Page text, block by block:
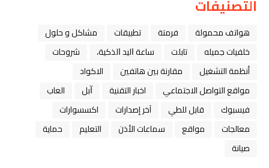
التصنيفات
هواتف محمولة فرمتة تطبيقات
مشاكل و حلول
خلفيات جميله
تابلت ﺳﺎﻋﺔ ﺍﻟﻴﺪ ﺍﻟﺬﻛﻴﺔ،
شروحات
أنظمة التشغيل
مقارنة بين هاتفين
الاكواد
مواقع التواصل الاجتماعي
اخبار التقنية ﺁﺑﻞ
العاب
فيسبوك
قابل للطي آخر إصدارات
اكسسوارات
معالجات
مواقع سماعات الأذن التعليم
حماية
صيانة